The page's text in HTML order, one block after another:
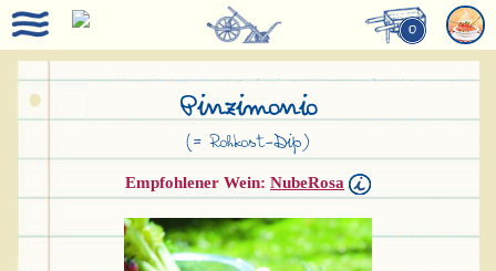
0
Pinzimonio
(= Rohkost-Dip)
Empfohlener Wein: NubeRosa